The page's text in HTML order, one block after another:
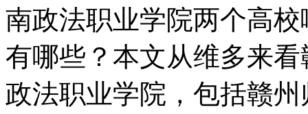
南政法职业学院两个高
有哪些？本文从维多来
政法职业学院，包括赣